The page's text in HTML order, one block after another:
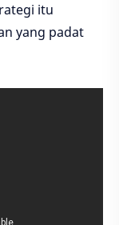
itu
yang padat